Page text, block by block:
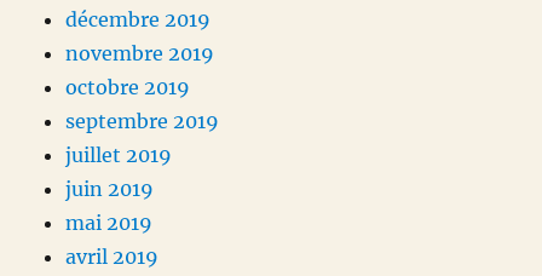
décembre 2019
novembre 2019
octobre 2019
septembre 2019
juillet 2019
juin 2019
mai 2019
avril 2019